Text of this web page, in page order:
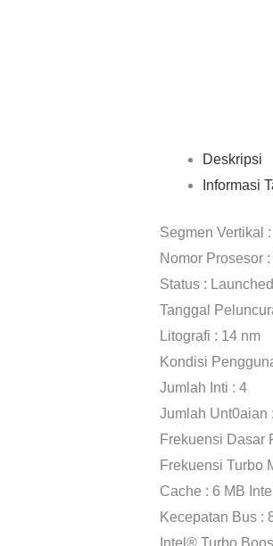
Deskripsi
Informasi
Segmen Vertikal
Nomor Prosesor
Status : Launched
Tanggal
Litografi : 14 nm
Kondisi
Jumlah Inti : 4
Jumlah Unt0aian
Frekuensi Dasar
Frekuensi Turbo
Cache : 6 MB
Kecepatan Bus :